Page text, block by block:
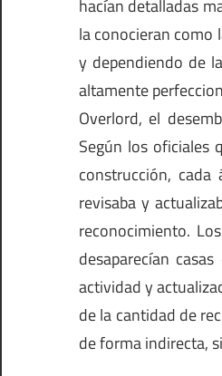
hacían detalladas
la conocieran como
y dependiendo de
altamente
Overlord, el
Según los oficiales
construcción, cada
revisaba y
reconocimiento.
desaparecían
actividad y
de la cantidad de
de forma indirecta,